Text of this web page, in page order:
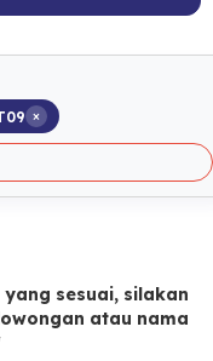
×
sesuai, silakan
atau nama